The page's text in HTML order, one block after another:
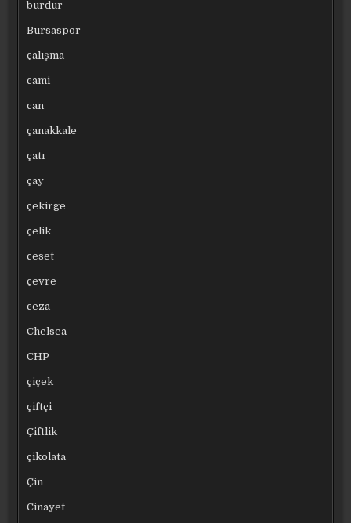
burdur
Bursaspor
çalışma
cami
can
çanakkale
çatı
çay
çekirge
çelik
ceset
çevre
ceza
Chelsea
CHP
çiçek
çiftçi
Çiftlik
çikolata
Çin
Cinayet